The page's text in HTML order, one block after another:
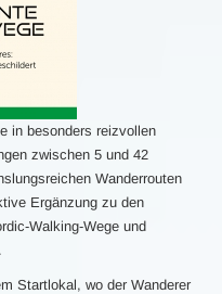
in besonders reizvollen
zwischen 5 und 42
Wanderrouten
Ergänzung zu den
Walking-Wege und
Startlokal, wo der Wanderer